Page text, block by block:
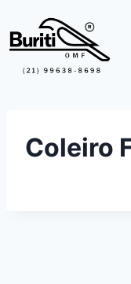
Coleiro